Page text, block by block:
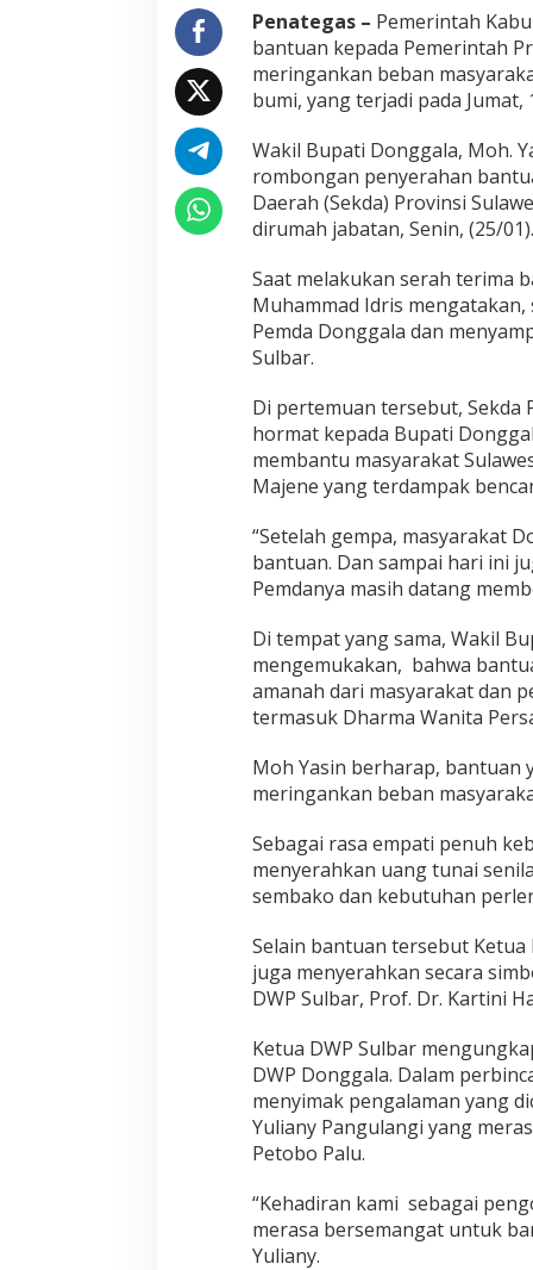
d
i
S
u
l
a
r
Penategas – Pemerintah
bantuan kepada Pemerintah
meringankan beban
bumi, yang terjadi pada Jumat,
Wakil Bupati Donggala, Moh.
rombongan penyerahan
Daerah (Sekda) Provinsi
dirumah jabatan, Senin, (25/01).
Saat melakukan serah terima
Muhammad Idris
Pemda Donggala dan
Sulbar.
Di pertemuan tersebut, Sekda
hormat kepada Bupati
membantu masyarakat
Majene yang terdampak
“Setelah gempa, masyarakat
bantuan. Dan sampai hari ini
Pemdanya masih datang
Di tempat yang sama, Wakil
mengemukakan, bahwa
amanah dari masyarakat dan
termasuk Dharma Wanita
Moh Yasin berharap, bantuan
meringankan beban
Sebagai rasa empati penuh
menyerahkan uang tunai
sembako dan kebutuhan
Selain bantuan tersebut Ketua
juga menyerahkan secara
DWP Sulbar, Prof. Dr. Kartini
Ketua DWP Sulbar
DWP Donggala. Dalam
menyimak pengalaman yang
Yuliany Pangulangi yang
Petobo Palu.
“Kehadiran kami sebagai
merasa bersemangat untuk
Yuliany.